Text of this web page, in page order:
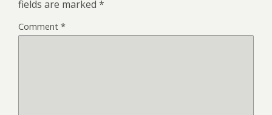
fields are marked *
Comment *